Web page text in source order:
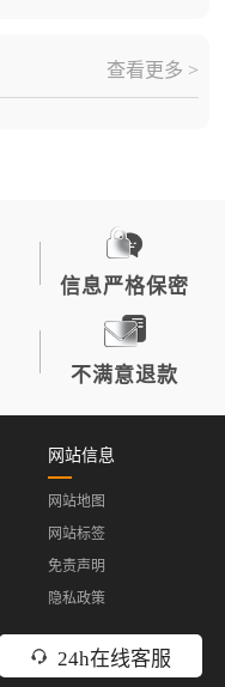
查看更多 >
信息严格保密
不满意退款
24h在线客服
网站信息
网站地图
网站标签
免责声明
隐私政策